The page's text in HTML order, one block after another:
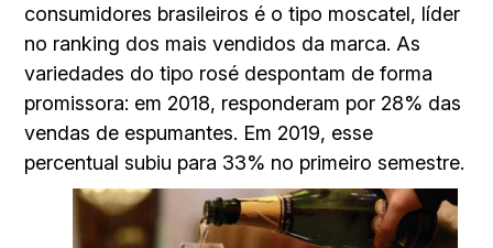
consumidores brasileiros é o tipo moscatel, líder
no ranking dos mais vendidos da marca. As
variedades do tipo rosé despontam de forma
promissora: em 2018, responderam por 28% das
vendas de espumantes. Em 2019, esse
percentual subiu para 33% no primeiro semestre.